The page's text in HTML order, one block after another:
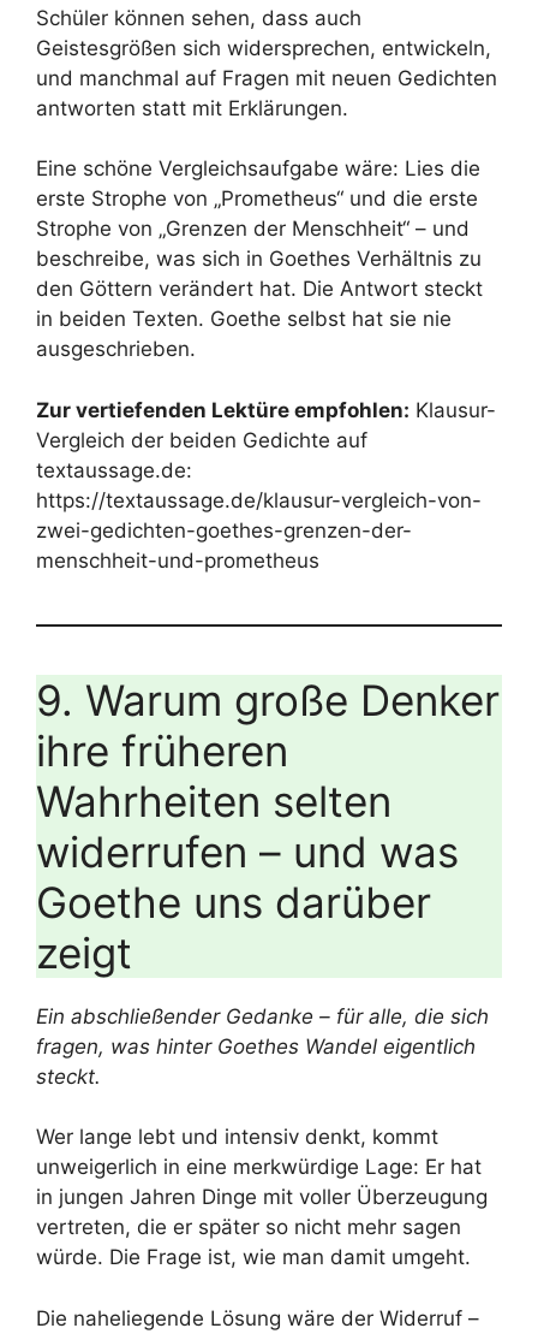
Schüler können sehen, dass auch
Geistesgrößen sich widersprechen, entwickeln,
und manchmal auf Fragen mit neuen Gedichten
antworten statt mit Erklärungen.
Eine schöne Vergleichsaufgabe wäre: Lies die
erste Strophe von „Prometheus“ und die erste
Strophe von „Grenzen der Menschheit“ – und
beschreibe, was sich in Goethes Verhältnis zu
den Göttern verändert hat. Die Antwort steckt
in beiden Texten. Goethe selbst hat sie nie
ausgeschrieben.
Zur vertiefenden Lektüre empfohlen: Klausur-
Vergleich der beiden Gedichte auf
textaussage.de:
https://textaussage.de/klausur-vergleich-von-
zwei-gedichten-goethes-grenzen-der-
menschheit-und-prometheus
9. Warum große Denker
ihre früheren
Wahrheiten selten
widerrufen – und was
Goethe uns darüber
zeigt
Ein abschließender Gedanke – für alle, die sich
fragen, was hinter Goethes Wandel eigentlich
steckt.
Wer lange lebt und intensiv denkt, kommt
unweigerlich in eine merkwürdige Lage: Er hat
in jungen Jahren Dinge mit voller Überzeugung
vertreten, die er später so nicht mehr sagen
würde. Die Frage ist, wie man damit umgeht.
Die naheliegende Lösung wäre der Widerruf –